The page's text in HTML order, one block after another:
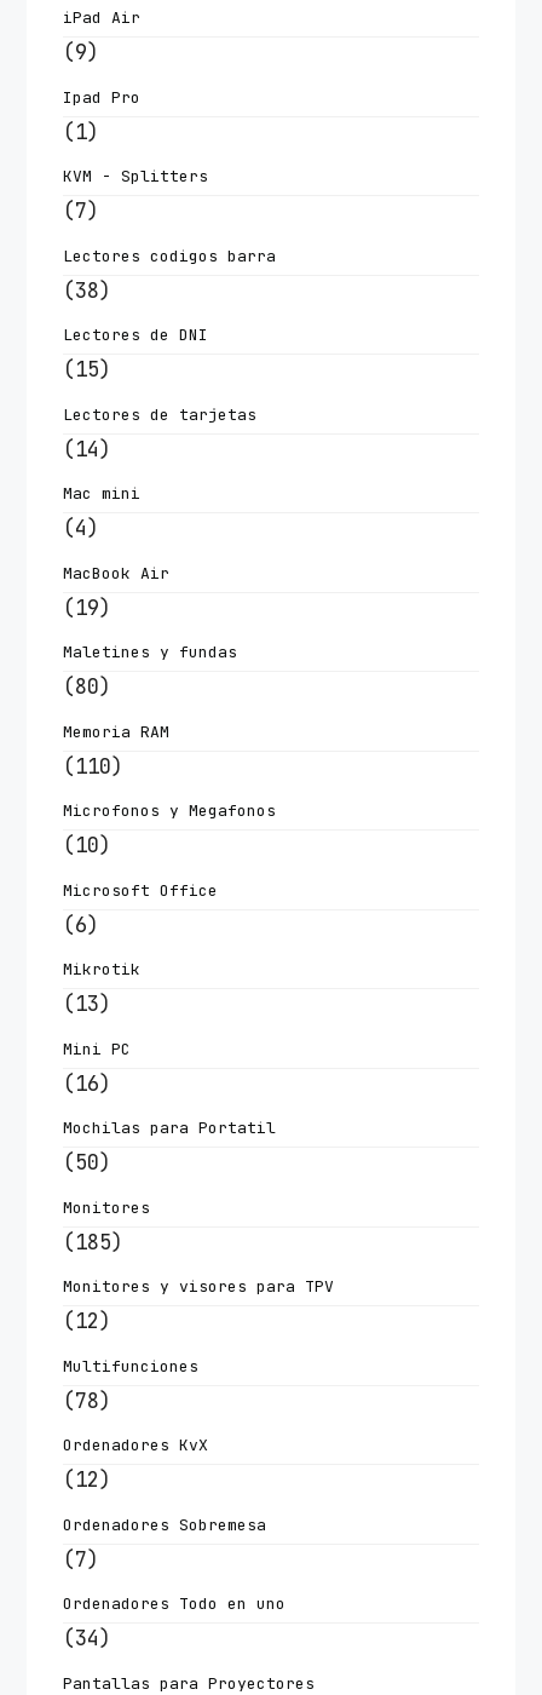
iPad Air
(9)
Ipad Pro
(1)
KVM - Splitters
(7)
Lectores codigos barra
(38)
Lectores de DNI
(15)
Lectores de tarjetas
(14)
Mac mini
(4)
MacBook Air
(19)
Maletines y fundas
(80)
Memoria RAM
(110)
Microfonos y Megafonos
(10)
Microsoft Office
(6)
Mikrotik
(13)
Mini PC
(16)
Mochilas para Portatil
(50)
Monitores
(185)
Monitores y visores para TPV
(12)
Multifunciones
(78)
Ordenadores KvX
(12)
Ordenadores Sobremesa
(7)
Ordenadores Todo en uno
(34)
Pantallas para Proyectores